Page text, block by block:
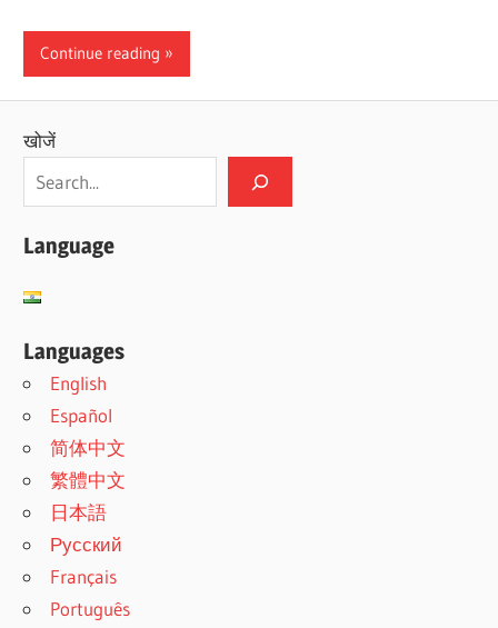
Continue reading
खोजें
Language
Languages
English
Español
简体中文
繁體中文
日本語
Русский
Français
Português